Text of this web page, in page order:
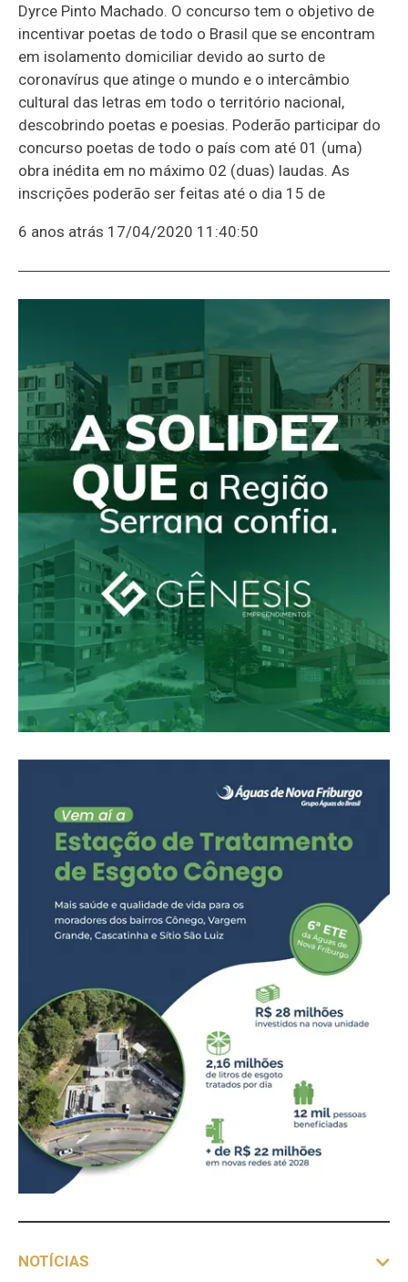
Dyrce Pinto Machado. O concurso tem o objetivo de
incentivar poetas de todo o Brasil que se encontram
em isolamento domiciliar devido ao surto de
coronavírus que atinge o mundo e o intercâmbio
cultural das letras em todo o território nacional,
descobrindo poetas e poesias. Poderão participar do
concurso poetas de todo o país com até 01 (uma)
obra inédita em no máximo 02 (duas) laudas. As
inscrições poderão ser feitas até o dia 15 de
6 anos atrás 17/04/2020 11:40:50
NOTÍCIAS